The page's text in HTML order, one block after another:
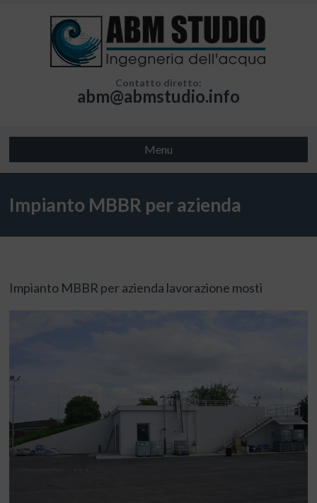
Contatto diretto:
abm@abmstudio.info
Menu
Impianto MBBR per azienda
Impianto MBBR per azienda lavorazione mosti